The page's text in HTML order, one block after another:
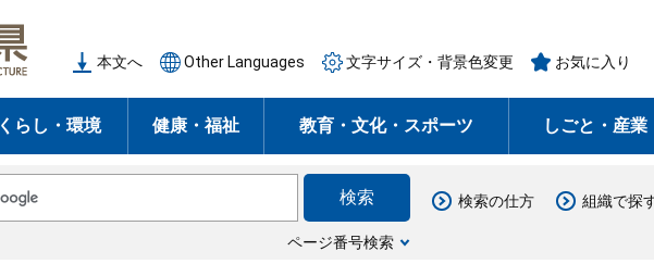
本文へ Other Languages 文字サイズ・背景色変更 お気に入り
くらし・環境 健康・福祉 教育・文化・スポーツ しごと・産業
ページ番号検索
検索の仕方 組織で探